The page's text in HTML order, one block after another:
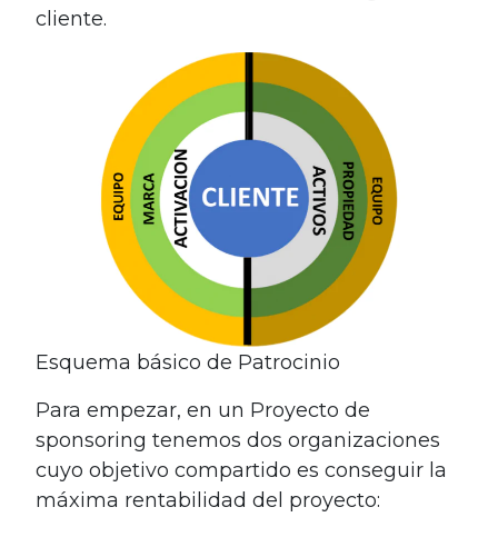
cliente.
Esquema básico de Patrocinio
Para empezar, en un Proyecto de
sponsoring tenemos dos organizaciones
cuyo objetivo compartido es conseguir la
máxima rentabilidad del proyecto: